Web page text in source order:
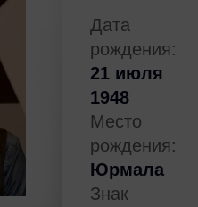
Дата
рождения:
21 июля
1948
Место
рождения:
Юрмала
Знак